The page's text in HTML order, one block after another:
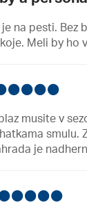
na pesti. Bez
Meli by ho
musite v
smulu.
je